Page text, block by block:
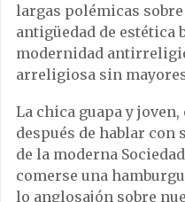
largas polémicas
antigüedad de estética
modernidad
arreligiosa sin
La chica guapa y
después de hablar
de la moderna
comerse una
lo anglosajón sobre